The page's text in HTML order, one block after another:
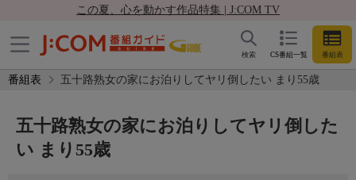
この夏、心を動かす作品特集 | J:COM TV
CS番組一覧 番組表
検索
番組表 五十路熟女の家にお泊りしてヤリ倒したい まり55歳
五十路熟女の家にお泊りしてヤリ倒した
い まり55歳